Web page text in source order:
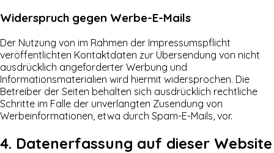
Widerspruch gegen Werbe-E-Mails
Der Nutzung von im Rahmen der Impressumspflicht
veröffentlichten Kontaktdaten zur Übersendung von nicht
ausdrücklich angeforderter Werbung und
Informationsmaterialien wird hiermit widersprochen. Die
Betreiber der Seiten behalten sich ausdrücklich rechtliche
Schritte im Falle der unverlangten Zusendung von
Werbeinformationen, etwa durch Spam-E-Mails, vor.
4. Datenerfassung auf dieser Website